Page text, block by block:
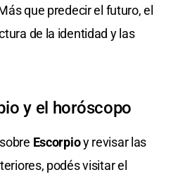
que predecir el futuro, el
de la identidad y las
y el horóscopo
Escorpioy revisar las
podés visitar el